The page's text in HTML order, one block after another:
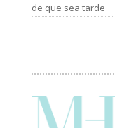
de que sea tarde